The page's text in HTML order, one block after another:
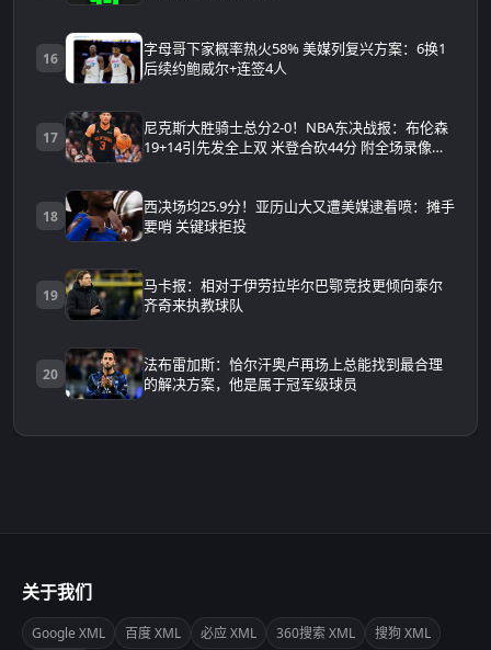
16
字母哥下家概率热火58% 美媒列复兴方案：6换1
后续约鲍威尔+连签4人
17
尼克斯大胜骑士总分2-0！NBA东决战报：布伦森
19+14引先发全上双 米登合砍44分 附全场录像回
18
西决场均25.9分！亚历山大又遭美媒逮着喷：摊手
要哨 关键球拒投
19
马卡报：相对于伊劳拉毕尔巴鄂竞技更倾向泰尔
齐奇来执教球队
20
法布雷加斯：恰尔汗奥卢再场上总能找到最合理
的解决方案，他是属于冠军级球员
关于我们
Google XML 百度 XML 必应 XML 360搜索 XML 搜狗 XML